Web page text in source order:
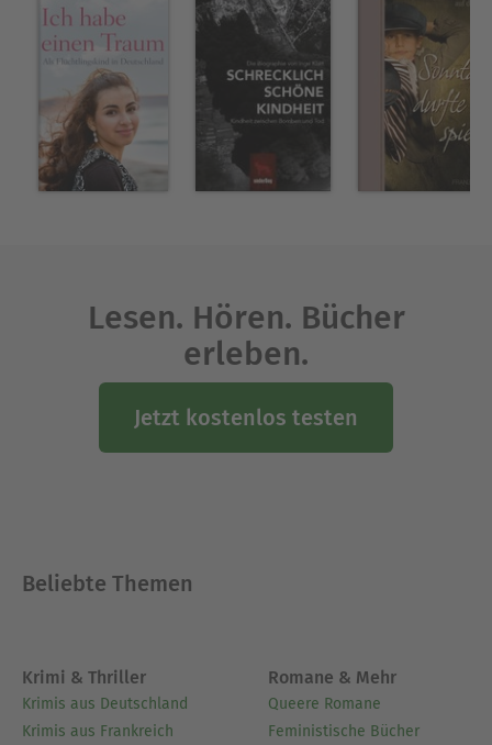
Recht lebten. Ihr Leben und ihre Arbeit werden
von allen Seiten beleuchtet, um die politischen
Wirren in den zwanziger Jahren bis zur
Machtergreifung Hitlers verständlich zu machen.
Nach den turbulenten Zeiten im Dritten Reich
begegneten sich die Sprösslinge aus den zwei
Familien. Sie lernten sich kennen und lieben und
landeten dann schnell im Hafen der Ehe.
Lesen. Hören. Bücher
erleben.
Jetzt kostenlos testen
Beliebte Themen
Krimi & Thriller
Krimis aus Deutschland
Krimis aus Frankreich
Romane & Mehr
Queere Romane
Feministische Bücher